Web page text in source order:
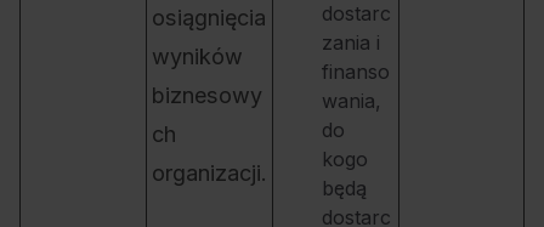
osiągnięcia
wyników
biznesowy
ch
organizacji.
dostarc
zania i
finanso
wania,
do
kogo
będą
dostarc